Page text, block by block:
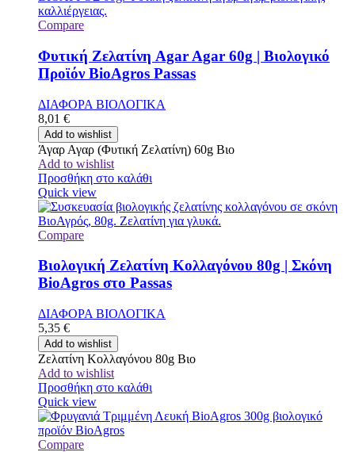
Compare
Φυτική Ζελατίνη Agar Agar 60g | Βιολογικό
Προϊόν BioAgros Passas
ΔΙΑΦΟΡΑ ΒΙΟΛΟΓΙΚΑ
8,01 €
Add to wishlist
Άγαρ Αγαρ (Φυτική Ζελατίνη) 60g Βιο
Add to wishlist
Προσθήκη στο καλάθι
Quick view
Compare
Βιολογική Ζελατίνη Κολλαγόνου 80g | Σκόνη
BioAgros στο Passas
ΔΙΑΦΟΡΑ ΒΙΟΛΟΓΙΚΑ
5,35 €
Add to wishlist
Ζελατίνη Κολλαγόνου 80g Βιο
Add to wishlist
Προσθήκη στο καλάθι
Quick view
Compare